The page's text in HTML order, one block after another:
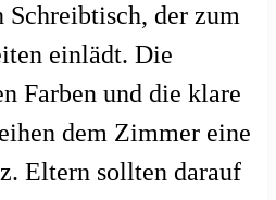
Schreibtisch, der zum
einlädt. Die
Farben und die klare
dem Zimmer eine
Eltern sollten darauf